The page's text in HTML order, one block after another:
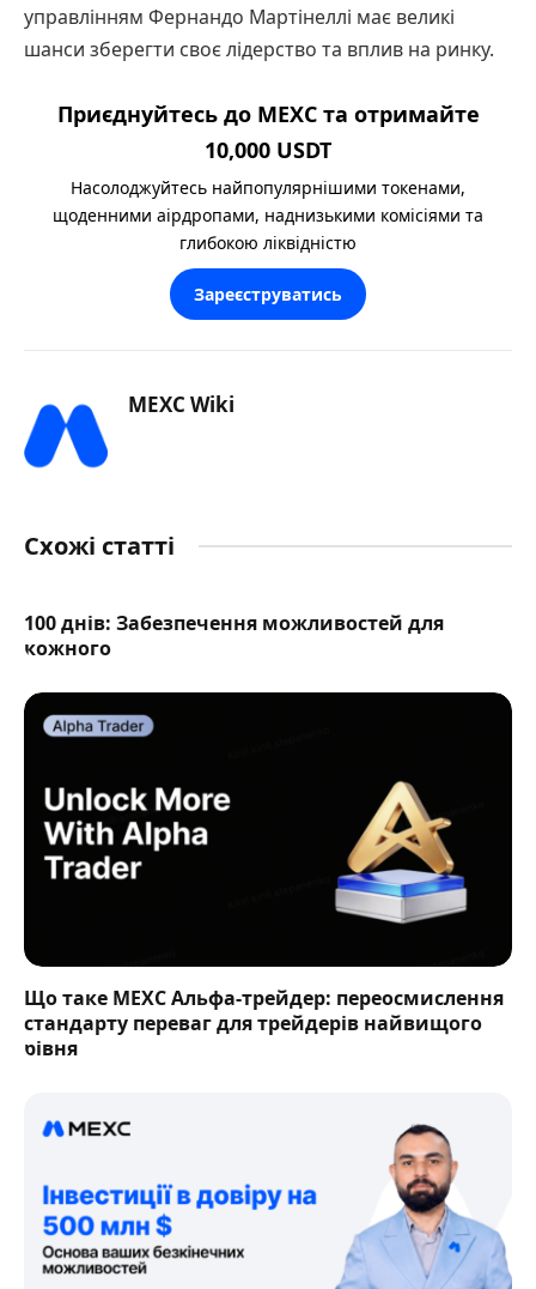
управлінням Фернандо Мартінеллі має великі
шанси зберегти своє лідерство та вплив на ринку.
Приєднуйтесь до MEXC та отримайте
10,000 USDT
Насолоджуйтесь найпопулярнішими токенами,
щоденними аірдропами, наднизькими комісіями та
глибокою ліквідністю
Зареєструватись
MEXC Wiki
Схожі статті
100 днів: Забезпечення можливостей для
кожного
Що таке MEXC Альфа-трейдер: переосмислення
стандарту переваг для трейдерів найвищого
рівня